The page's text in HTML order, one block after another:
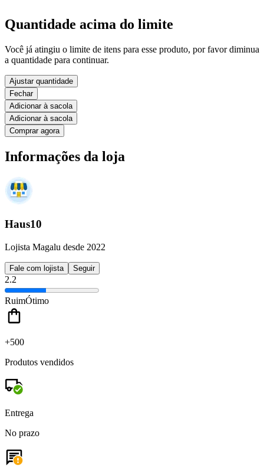
Quantidade acima do limite
Você já atingiu o limite de itens para esse produto, por favor diminua
a quantidade para continuar.
Ajustar quantidade
Fechar
Adicionar à sacola
Adicionar à sacola
Comprar agora
Informações da loja
Haus10
Lojista Magalu desde 2022
Fale com lojista Seguir
2.2
RuimÓtimo
+500
Produtos vendidos
Entrega
No prazo